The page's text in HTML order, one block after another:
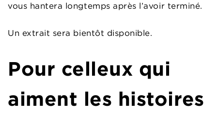
vous hantera longtemps après l’avoir terminé.
Un extrait sera bientôt disponible.
Pour celleux qui
aiment les histoires